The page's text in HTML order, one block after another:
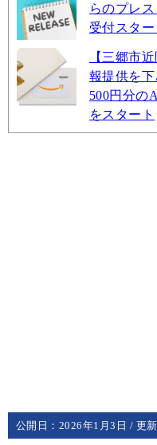
らのプレ
受付スター
【三郷市
報提供を
500円分の
をスタート
公開日： 2026年1月3日 / 更